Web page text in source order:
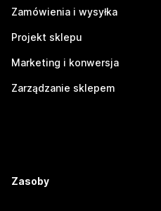
Zamówienia i wysyłka
Projekt sklepu
Marketing i konwersja
Zarządzanie sklepem
Zasoby